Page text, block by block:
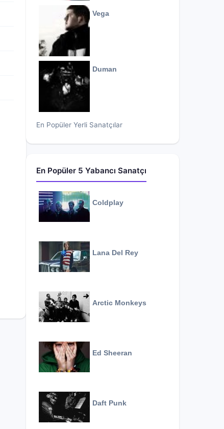
Vega
Duman
En Popüler Yerli Sanatçılar
En Popüler 5 Yabancı Sanatçı
Coldplay
Lana Del Rey
Arctic Monkeys
Ed Sheeran
Daft Punk